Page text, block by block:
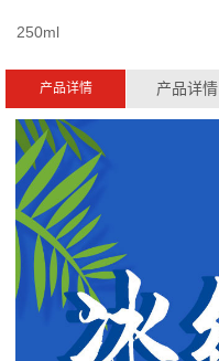
250ml
产品详情 产品详情